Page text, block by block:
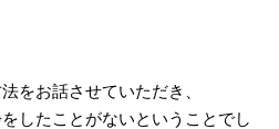
をお話させていただき、
したことがないということでし